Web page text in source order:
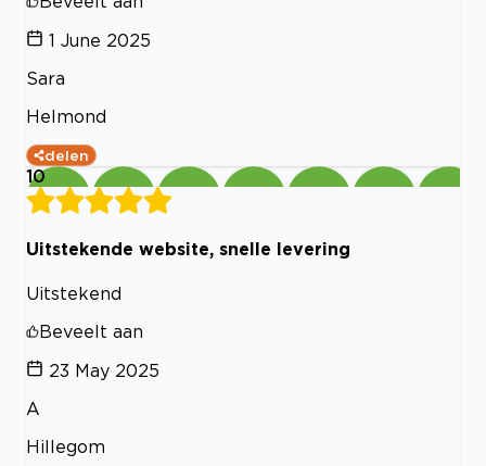
1 June 2025
Sara
Helmond
delen
10
Uitstekende website, snelle levering
Uitstekend
Beveelt aan
23 May 2025
A
Hillegom